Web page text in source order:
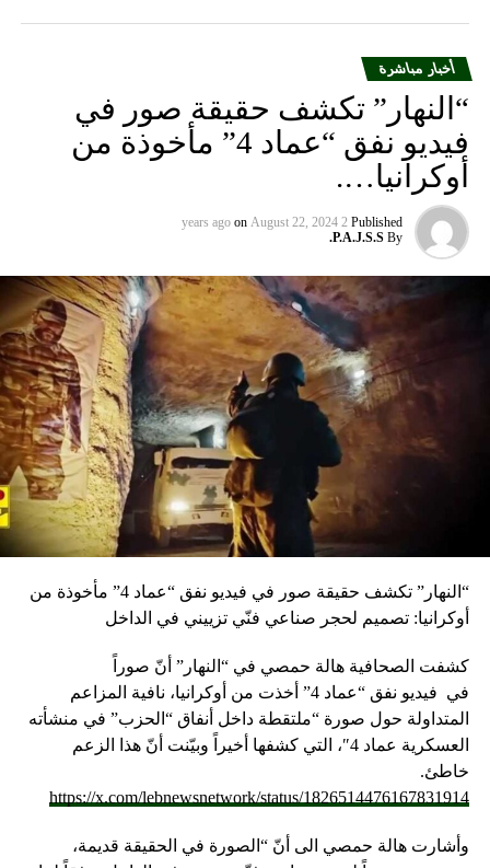
أخبار مباشرة
“النهار” تكشف حقيقة صور في
فيديو نفق “عماد 4” مأخوذة من
أوكرانيا….
Published
2 years ago
on August 22, 2024
By
P.A.J.S.S.
“النهار” تكشف حقيقة صور في فيديو نفق “عماد 4” مأخوذة من
أوكرانيا: تصميم لحجر صناعي فنّي تزييني في الداخل
كشفت الصحافية هالة حمصي في “النهار” أنّ صوراً
في فيديو
نفق “عماد 4” أخذت من أوكرانيا، نافية المزاعم
المتداولة حول صورة “ملتقطة داخل أنفاق “الحزب” في منشأته
العسكرية عماد 4″، التي كشفها أخيراً وبيّنت أنّ هذا الزعم
خاطئ.
https://x.com/lebnewsnetwork/status/1826514476167831914
وأشارت هالة حمصي الى أنّ “الصورة في الحقيقة قديمة،